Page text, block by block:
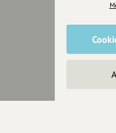
Wir